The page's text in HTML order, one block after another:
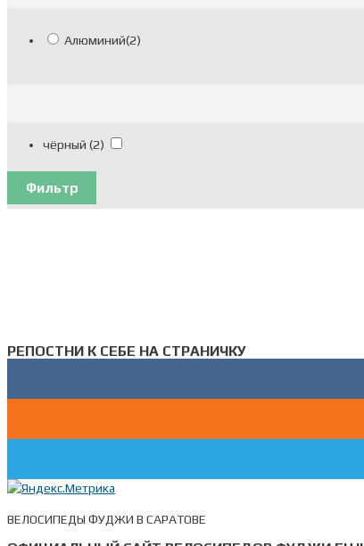
Алюминий(2)
чёрный (2)
Фильтр
РЕПОСТНИ К СЕБЕ НА СТРАНИЧКУ
ВЕЛОСИПЕДЫ ФУДЖИ В САРАТОВЕ